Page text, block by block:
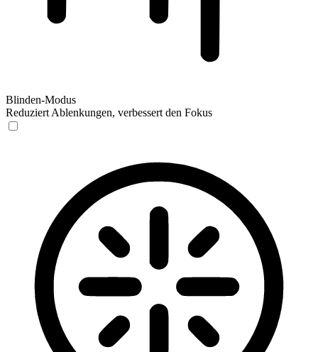
Blinden-Modus
Reduziert Ablenkungen, verbessert den Fokus